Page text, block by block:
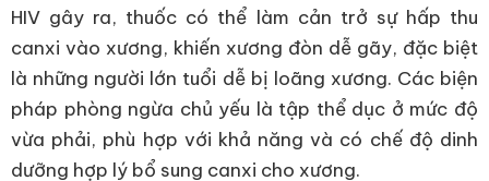
HIV gây ra, thuốc có thể làm cản trở sự hấp thu
canxi vào xương, khiến xương đòn dễ gãy, đặc biệt
là những người lớn tuổi dễ bị loãng xương. Các biện
pháp phòng ngừa chủ yếu là tập thể dục ở mức độ
vừa phải, phù hợp với khả năng và có chế độ dinh
dưỡng hợp lý bổ sung canxi cho xương.